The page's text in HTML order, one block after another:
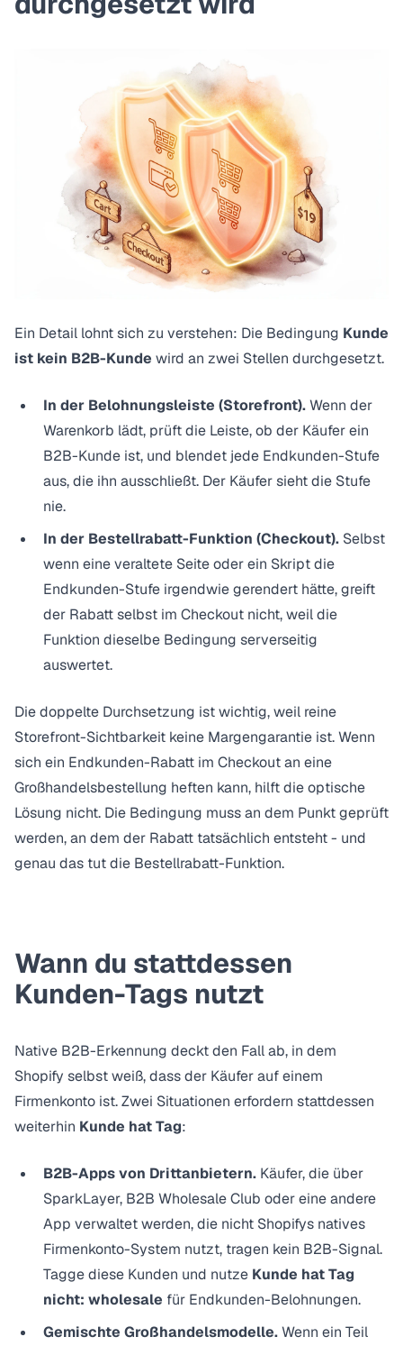
Ein Detail lohnt sich zu verstehen: Die Bedingung Kunde
ist kein B2B-Kunde wird an zwei Stellen durchgesetzt.
In der Belohnungsleiste (Storefront).Wenn der
Warenkorb lädt, prüft die Leiste, ob der Käufer ein
B2B-Kunde ist, und blendet jede Endkunden-Stufe
aus, die ihn ausschließt. Der Käufer sieht die Stufe
nie.
In der Bestellrabatt-Funktion (Checkout). Selbst
wenn eine veraltete Seite oder ein Skript die
Endkunden-Stufe irgendwie gerendert hätte, greift
der Rabatt selbst im Checkout nicht, weil die
Funktion dieselbe Bedingung serverseitig
auswertet.
Die doppelte Durchsetzung ist wichtig, weil reine
Storefront-Sichtbarkeit keine Margengarantie ist. Wenn
sich ein Endkunden-Rabatt im Checkout an eine
Großhandelsbestellung heften kann, hilft die optische
Lösung nicht. Die Bedingung muss an dem Punkt geprüft
werden, an dem der Rabatt tatsächlich entsteht - und
genau das tut die Bestellrabatt-Funktion.
Wann du stattdessen
Kunden-Tags nutzt
Native B2B-Erkennung deckt den Fall ab, in dem
Shopify selbst weiß, dass der Käufer auf einem
Firmenkonto ist. Zwei Situationen erfordern stattdessen
weiterhin Kunde hat Tag:
B2B-Apps von Drittanbietern. Käufer, die über
SparkLayer, B2B Wholesale Club oder eine andere
App verwaltet werden, die nicht Shopifys natives
Firmenkonto-System nutzt, tragen kein B2B-Signal.
Tagge diese Kunden und nutze Kunde hat Tag
nicht: wholesale für Endkunden-Belohnungen.
Gemischte Großhandelsmodelle.Wenn ein Teil